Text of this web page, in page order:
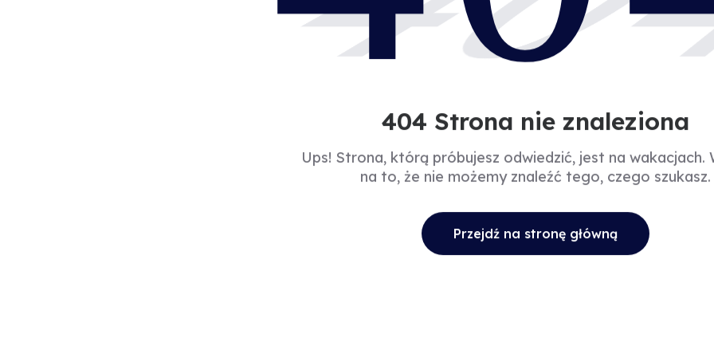
404 Strona nie znaleziona
Ups! Strona, którą próbujesz odwiedzić, jest na wakacjach.
na to, że nie możemy znaleźć tego, czego szukasz.
Przejdź na stronę główną